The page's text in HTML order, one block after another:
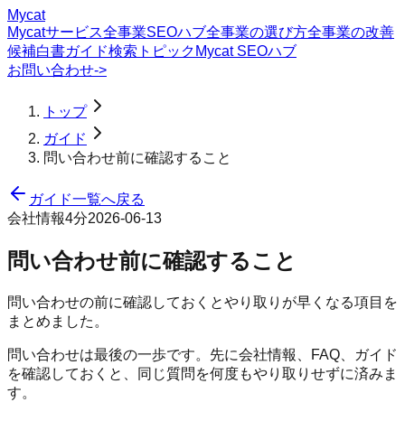
Mycat
Mycatサービス全事業SEOハブ全事業の選び方全事業の改善
候補白書ガイド検索トピック Mycat SEOハブ
お問い合わせ->
トップ
ガイド
問い合わせ前に確認すること
ガイド一覧へ戻る
会社情報4分2026-06-13
問い合わせ前に確認すること
問い合わせの前に確認しておくとやり取りが早くなる項目を
まとめました。
問い合わせは最後の一歩です。先に会社情報、FAQ、ガイド
を確認しておくと、同じ質問を何度もやり取りせずに済みま
す。